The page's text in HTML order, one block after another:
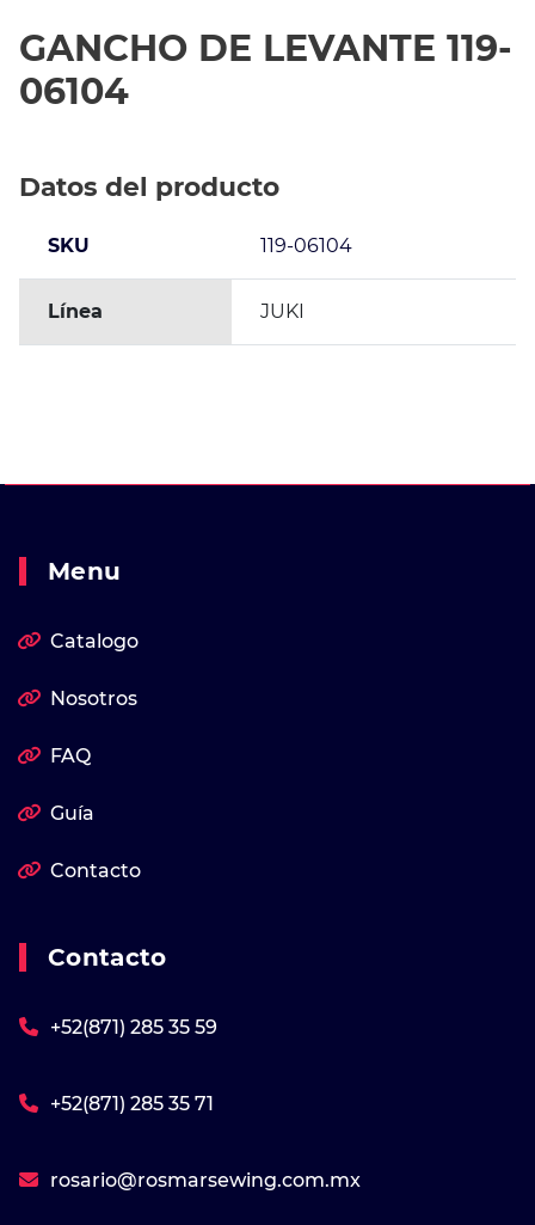
GANCHO DE LEVANTE 119-
06104
Datos del producto
SKU 119-06104
Línea JUKI
Menu
Catalogo
Nosotros
FAQ
Guía
Contacto
Contacto
+52(871) 285 35 59
+52(871) 285 35 71
rosario@rosmarsewing.com.mx